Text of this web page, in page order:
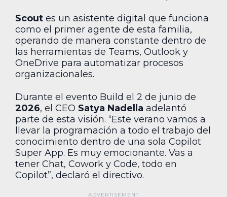
Scout es un asistente digital que funciona
como el primer agente de esta familia,
operando de manera constante dentro de
las herramientas de Teams, Outlook y
OneDrive para automatizar procesos
organizacionales.
Durante el evento Build el 2 de junio de
2026, el CEO Satya Nadella adelantó
parte de esta visión. “Este verano vamos a
llevar la programación a todo el trabajo del
conocimiento dentro de una sola Copilot
Super App. Es muy emocionante. Vas a
tener Chat, Cowork y Code, todo en
Copilot”, declaró el directivo.